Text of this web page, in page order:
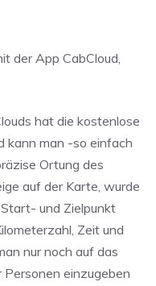
der App CabCloud,
hat die kostenlose
kann man -so einfach
Ortung des
auf der Karte, wurde
und Zielpunkt
Zeit und
nur noch auf das
einzugeben